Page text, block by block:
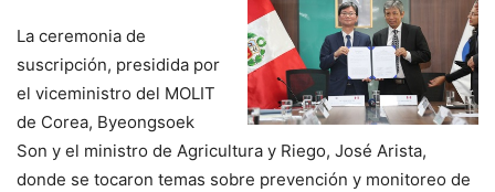
La ceremonia de
suscripción, presidida por
el viceministro del MOLIT
de Corea, Byeongsoek
Son y el ministro de Agricultura y Riego, José Arista,
donde se tocaron temas sobre prevención y monitoreo de